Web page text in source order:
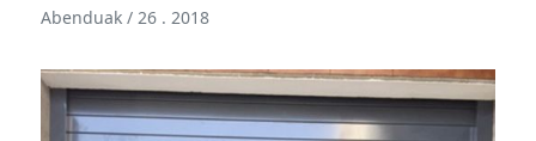
Abenduak / 26 . 2018